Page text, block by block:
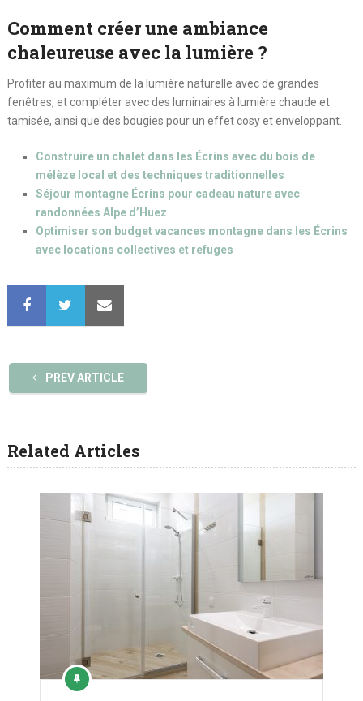
Comment créer une ambiance
chaleureuse avec la lumière ?
Profiter au maximum de la lumière naturelle avec de grandes
fenêtres, et compléter avec des luminaires à lumière chaude et
tamisée, ainsi que des bougies pour un effet cosy et enveloppant.
Construire un chalet dans les Écrins avec du bois de
mélèze local et des techniques traditionnelles
Séjour montagne Écrins pour cadeau nature avec
randonnées Alpe d’Huez
Optimiser son budget vacances montagne dans les Écrins
avec locations collectives et refuges
PREV ARTICLE
Related Articles